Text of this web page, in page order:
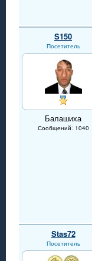
S150
Посетитель
Балашиха
Сообщений: 1040
Stas72
Посетитель